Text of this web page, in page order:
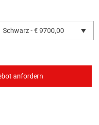
Schwarz - € 9700,00